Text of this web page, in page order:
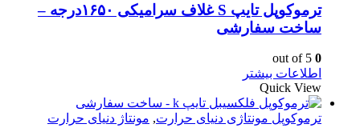
ترموکوپل تایپ S غلاف سرامیکی ۱۶۵۰درجه –
ساخت سفارشی
0
اطلاعات بیشتر
Quick View
ترموکوپل مونتاژی دنیای حرارت, مونتاژ دنیای حرارت